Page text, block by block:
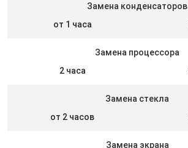
Замена конденсаторов
от 1 часа
Замена процессора
2 часа
Замена стекла
от 2 часов
Замена экрана